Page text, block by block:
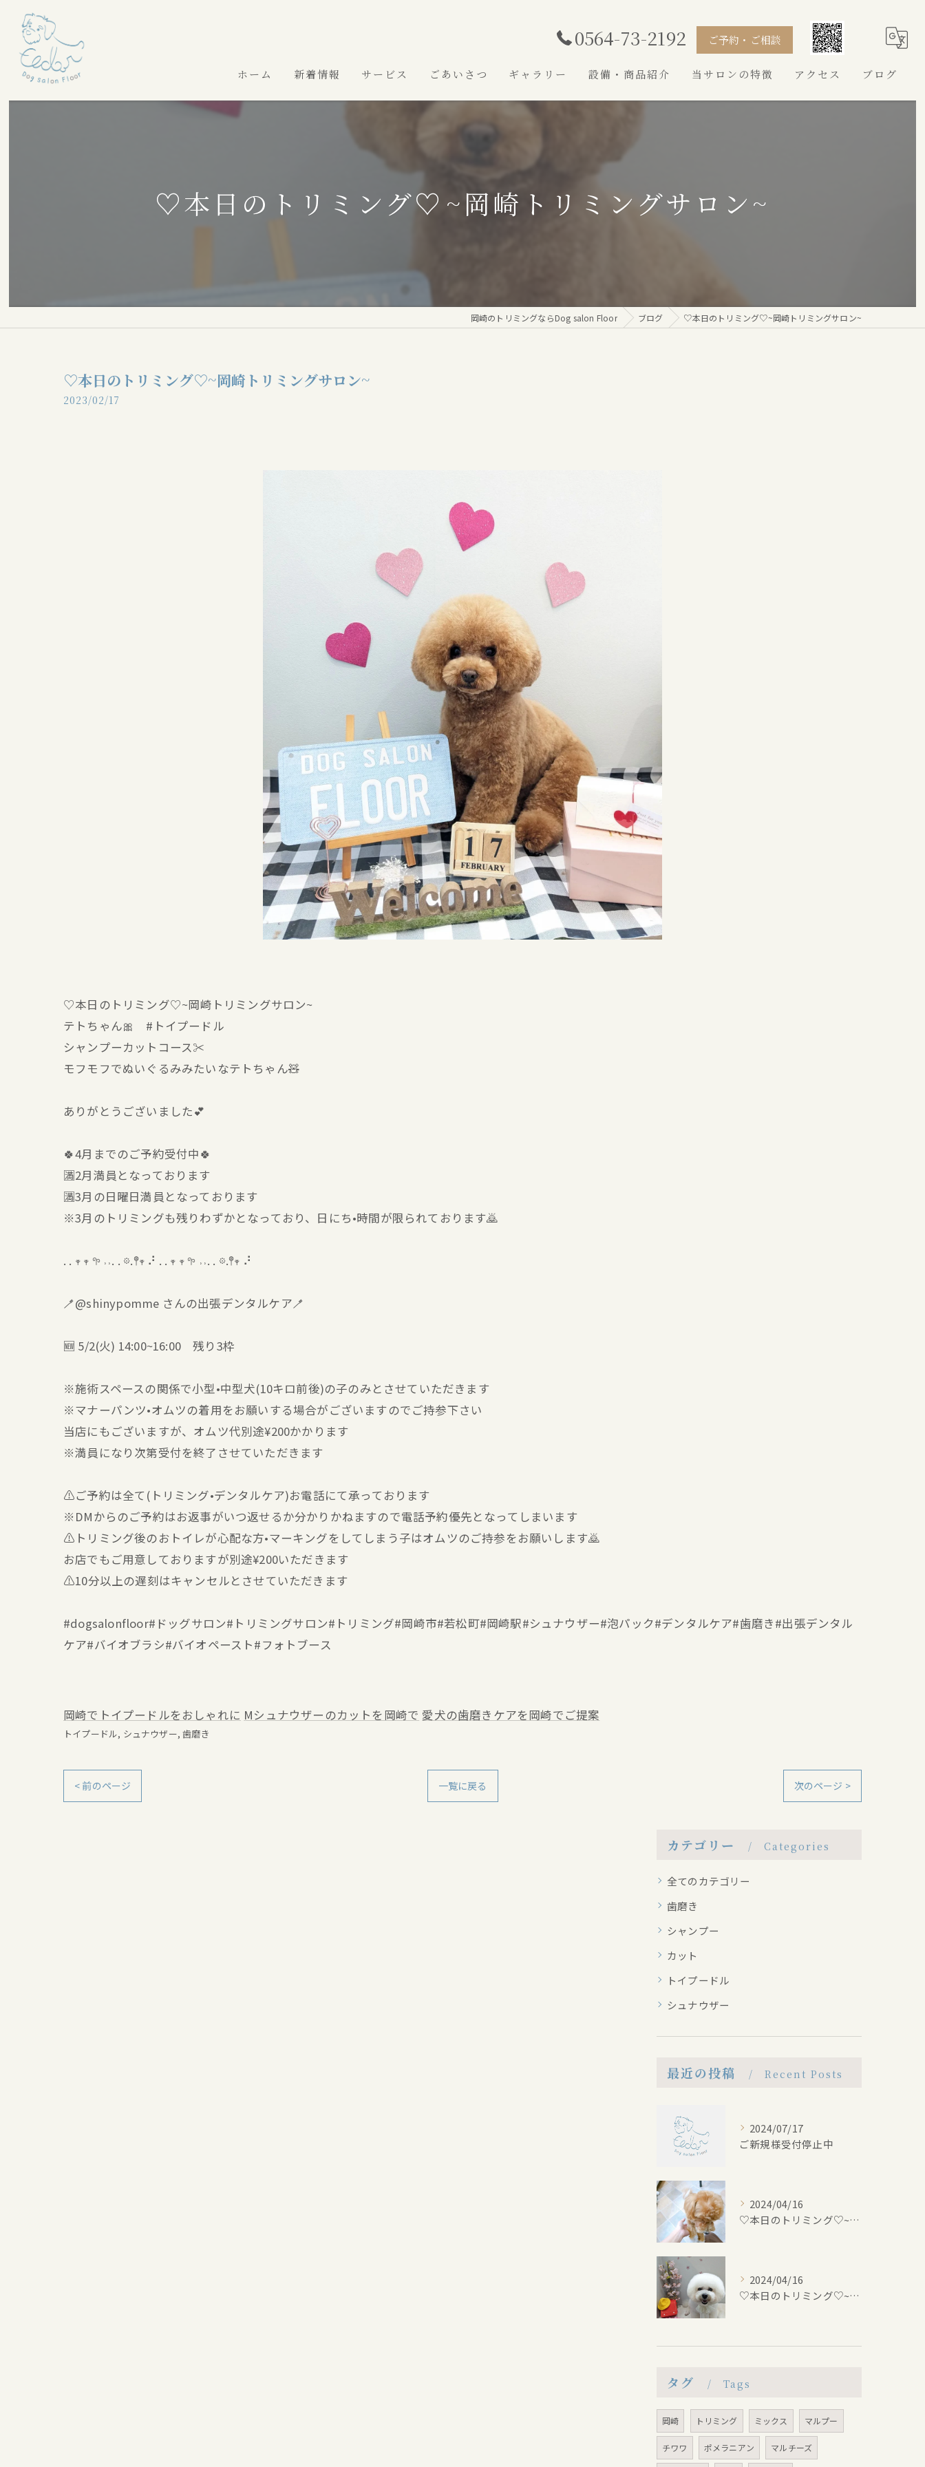
0564-73-2192 ご予約・ご相談
ホーム 新着情報 サービス ごあいさつ ギャラリー 設備・商品紹介 当サロンの特徴
シュナウザー
アクセス ブログ
♡本日のトリミング♡⁠~岡崎トリミングサロン~
岡崎のトリミングならDog salon Floor ブログ ♡本日のトリミング♡⁠~岡崎トリミングサロン~
♡本日のトリミング♡⁠~岡崎トリミングサロン~
2023/02/17
♡本日のトリミング♡⁠~岡崎トリミングサロン~
テトちゃん🎀 #トイプードル
シャンプーカットコース✂️
モフモフでぬいぐるみみたいなテトちゃん🧸
ありがとうございました💕
🍀4月までのご予約受付中🍀
🈵2月満員となっております
🈵3月の日曜日満員となっております
※3月のトリミングも残りわずかとなっており、日にち•時間が限られております🙇
. . 𖥧 𖥧 𖧧 ˒˒. . 𖡼.𖤣𖥧 ⠜ . . 𖥧 𖥧 𖧧 ˒˒. . 𖡼.𖤣𖥧 ⠜
🪥@shinypomme さんの出張デンタルケア🪥
🆕 5/2(火) 14:00~16:00 残り3枠
※施術スペースの関係で小型•中型犬(10キロ前後)の子のみとさせていただきます
※マナーパンツ•オムツの着用をお願いする場合がございますのでご持参下さい
当店にもございますが、オムツ代別途¥200かかります
※満員になり次第受付を終了させていただきます
⚠️ご予約は全て(トリミング•デンタルケア)お電話にて承っております
※DMからのご予約はお返事がいつ返せるか分かりかねますので電話予約優先となってしまいます
⚠️トリミング後のおトイレが心配な方•マーキングをしてしまう子はオムツのご持参をお願いします🙇
お店でもご用意しておりますが別途¥200いただきます
⚠️10分以上の遅刻はキャンセルとさせていただきます
#dogsalonfloor#ドッグサロン#トリミングサロン#トリミング#岡崎市#若松町#岡崎駅#シュナウザー#泡パック#デンタルケア#歯磨き#出張デンタル
ケア#バイオブラシ#バイオペースト#フォトブース
岡崎でトイプードルをおしゃれに Mシュナウザーのカットを岡崎で 愛犬の歯磨きケアを岡崎でご提案
トイプードル シュナウザー 歯磨き
< 前のページ 一覧に戻る 次のページ >
カテゴリー Categories
全てのカテゴリー
歯磨き
シャンプー
カット
トイプードル
シュナウザー
最近の投稿 Recent Posts
2024/07/17
ご新規様受付停止中
2024/04/16
♡本日のトリミング♡⁠~岡崎トリミングサロン~
2024/04/16
♡本日のトリミング♡⁠~岡崎トリミングサロン~
タグ Tags
岡崎 トリミング ミックス マルプー
チワワ ポメラニアン マルチーズ